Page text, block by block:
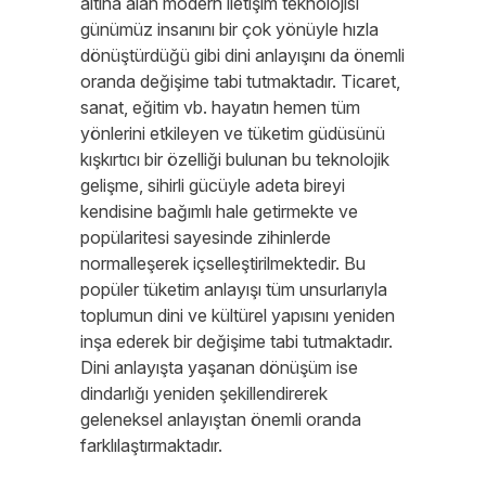
günümüz insanını bir çok yönüyle hızla
dönüştürdüğü gibi dini anlayışını da önemli
oranda değişime tabi tutmaktadır. Ticaret,
sanat, eğitim vb. hayatın hemen tüm
yönlerini etkileyen ve tüketim güdüsünü
kışkırtıcı bir özelliği bulunan bu teknolojik
gelişme, sihirli gücüyle adeta bireyi
kendisine bağımlı hale getirmekte ve
popülaritesi sayesinde zihinlerde
normalleşerek içselleştirilmektedir. Bu
popüler tüketim anlayışı tüm unsurlarıyla
toplumun dini ve kültürel yapısını yeniden
inşa ederek bir değişime tabi tutmaktadır.
Dini anlayışta yaşanan dönüşüm ise
dindarlığı yeniden şekillendirerek
geleneksel anlayıştan önemli oranda
farklılaştırmaktadır.